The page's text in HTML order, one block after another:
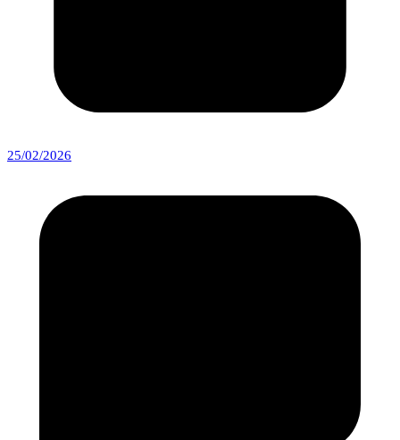
25/02/2026